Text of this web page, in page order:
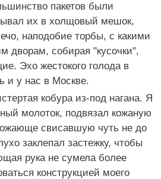
пакетов были
их в холщовый мешок,
наподобие торбы, с какими
дворам, собирая "кусочки",
Эхо жестокого голода в
и у нас в Москве.
кобура из-под нагана. Я
молоток, подвязал кожаную
свисавшую чуть не до
заклепал застежку, чтобы
рука не сумела более
конструкцией моего